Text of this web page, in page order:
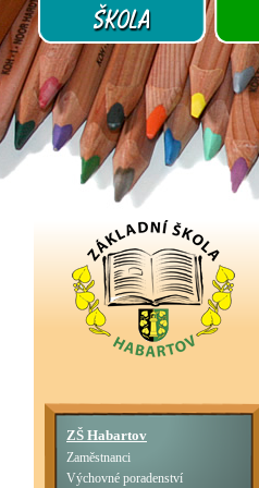
ZŠ Habartov
Zaměstnanci
Výchovné poradenství